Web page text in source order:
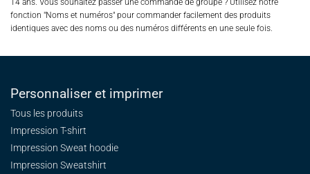
fonction "Noms et numéros" pour commander facilement des produits
identiques avec des noms ou des numéros différents en une seule fois.
Personnaliser et imprimer
Tous les produits
Impression T-shirt
Impression Sweat hoodie
Impression Sweatshirt